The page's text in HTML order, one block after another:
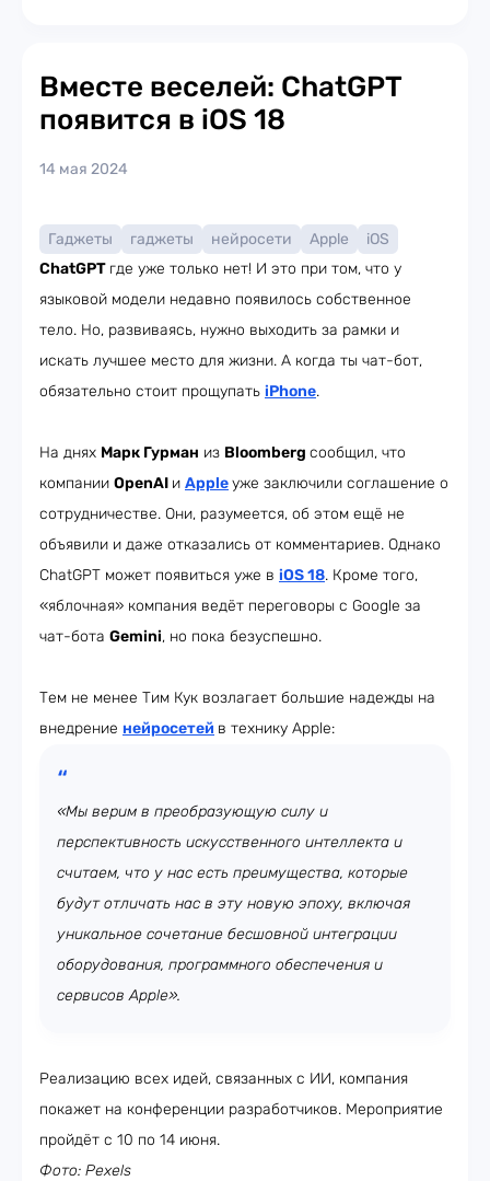
Вместе веселей: ChatGPT
появится в iOS 18
14 мая 2024
Гаджеты гаджеты нейросети Apple
iOS
ChatGPT где уже только нет! И это при том, что у
языковой модели недавно появилось собственное
тело. Но, развиваясь, нужно выходить за рамки и
искать лучшее место для жизни. А когда ты чат-бот,
обязательно стоит прощупать iPhone.
На днях Марк Гурман из Bloomberg сообщил, что
компании OpenAI и Appleуже заключили соглашение о
сотрудничестве. Они, разумеется, об этом ещё не
объявили и даже отказались от комментариев. Однако
ChatGPT может появиться уже в iOS 18. Кроме того,
«яблочная» компания ведёт переговоры с Google за
чат-бота Gemini, но пока безуспешно.
Тем не менее Тим Кук возлагает большие надежды на
внедрение нейросетей в технику Apple:
«Мы верим в преобразующую силу и
перспективность искусственного интеллекта и
считаем, что у нас есть преимущества, которые
будут отличать нас в эту новую эпоху, включая
уникальное сочетание бесшовной интеграции
оборудования, программного обеспечения и
сервисов Apple».
Реализацию всех идей, связанных с ИИ, компания
покажет на конференции разработчиков. Мероприятие
пройдёт с 10 по 14 июня.
Фото: Pexels